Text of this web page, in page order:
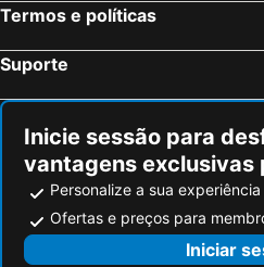
Isla Cristina, Andaluzia Hotéis
Termos e políticas
Suporte
Inicie sessão para
vantagens exclusivas
Personalize a sua experiência
Ofertas e preços para
Iniciar